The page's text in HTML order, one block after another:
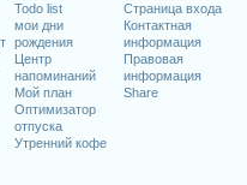
Todo list
мои дни
рождения
Центр
напоминаний
Мой план
Оптимизатор
отпуска
Утренний кофе
Страница входа
Контактная
информация
Правовая
информация
Share